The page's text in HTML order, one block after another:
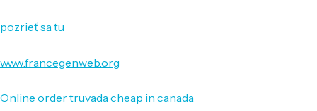
pozrieť sa tu
www.francegenweb.org
Online order truvada cheap in canada